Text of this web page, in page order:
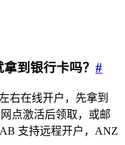
到银行卡吗？ #
右在线开户，先拿到
点激活后领取，或邮
支持远程开户，ANZ